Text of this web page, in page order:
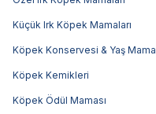
Küçük Irk Köpek Mamaları
Köpek Konservesi & Yaş Mama
Köpek Kemikleri
Köpek Ödül Maması